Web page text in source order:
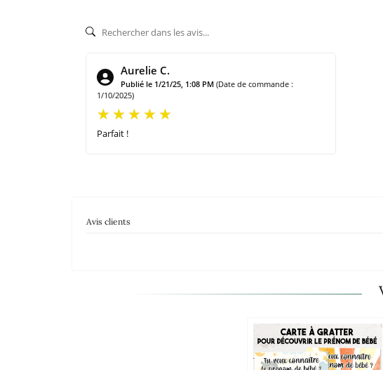
Aurelie C.
Publié le 1/21/25, 1:08 PM (Date de commande :
1/10/2025)
Parfait !
Avis clients